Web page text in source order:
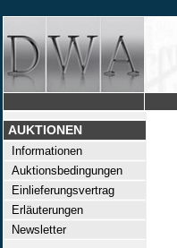
AUKTIONEN
Informationen
Auktionsbedingungen
Einlieferungsvertrag
Erläuterungen
Newsletter